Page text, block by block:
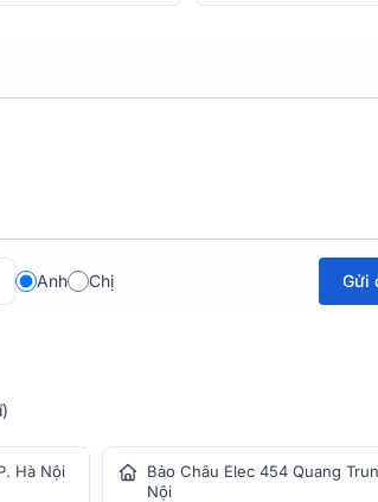
Anh Chị Gửi
Hà Nội
Bảo Châu Elec 454 Quang
Nội